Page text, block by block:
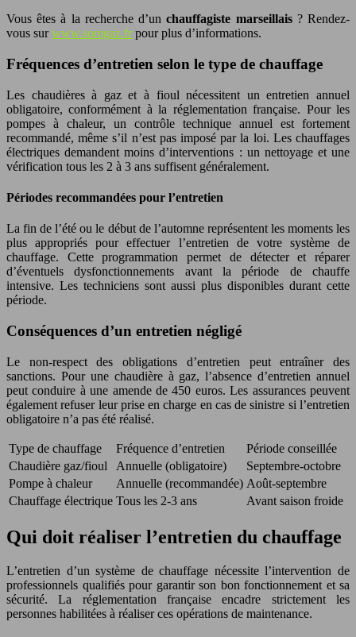
Vous êtes à la recherche d’unchauffagiste marseillais? Rendez-
vous surwww.somgaz.frpour plus d’informations.
Fréquences d’entretien selon le type de chauffage
Les chaudières à gaz et à fioul nécessitent un entretien annuel
obligatoire, conformément à la réglementation française. Pour les
pompes à chaleur, un contrôle technique annuel est fortement
recommandé, même s’il n’est pas imposé par la loi. Les chauffages
électriques demandent moins d’interventions : un nettoyage et une
vérification tous les 2 à 3 ans suffisent généralement.
Périodes recommandées pour l’entretien
La fin de l’été ou le début de l’automne représentent les moments les
plus appropriés pour effectuer l’entretien de votre système de
chauffage. Cette programmation permet de détecter et réparer
d’éventuels dysfonctionnements avant la période de chauffe
intensive. Les techniciens sont aussi plus disponibles durant cette
période.
Conséquences d’un entretien négligé
Le non-respect des obligations d’entretien peut entraîner des
sanctions. Pour une chaudière à gaz, l’absence d’entretien annuel
peut conduire à une amende de 450 euros. Les assurances peuvent
également refuser leur prise en charge en cas de sinistre si l’entretien
obligatoire n’a pas été réalisé.
Type de chauffage Fréquence d’entretien
Période conseillée
Chaudière gaz/fioul
Annuelle (obligatoire)
Septembre-octobre
Pompe à chaleur
Annuelle (recommandée) Août-septembre
Chauffage électrique Tous les 2-3 ans Avant saison froide
Qui doit réaliser l’entretien du chauffage
L’entretien d’un système de chauffage nécessite l’intervention de
professionnels qualifiés pour garantir son bon fonctionnement et sa
sécurité. La réglementation française encadre strictement les
personnes habilitées à réaliser ces opérations de maintenance.